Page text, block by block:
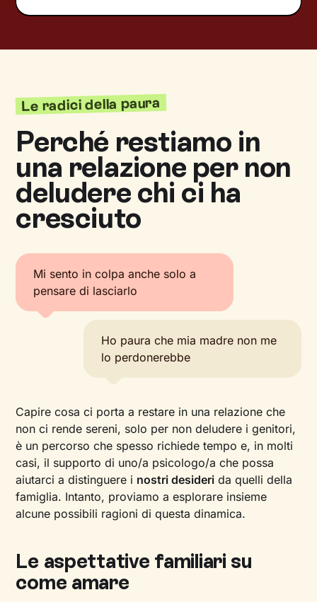
Le radici della paura
Perché restiamo in
una relazione per non
deludere chi ci ha
cresciuto
Mi sento in colpa anche solo a
pensare di lasciarlo
Ho paura che mia madre non me
lo perdonerebbe
Capire cosa ci porta a restare in una relazione che
non ci rende sereni, solo per non deludere i genitori,
è un percorso che spesso richiede tempo e, in molti
casi, il supporto di uno/a psicologo/a che possa
aiutarci a distinguere i nostri desideri da quelli della
famiglia. Intanto, proviamo a esplorare insieme
alcune possibili ragioni di questa dinamica.
Le aspettative familiari su
come amare